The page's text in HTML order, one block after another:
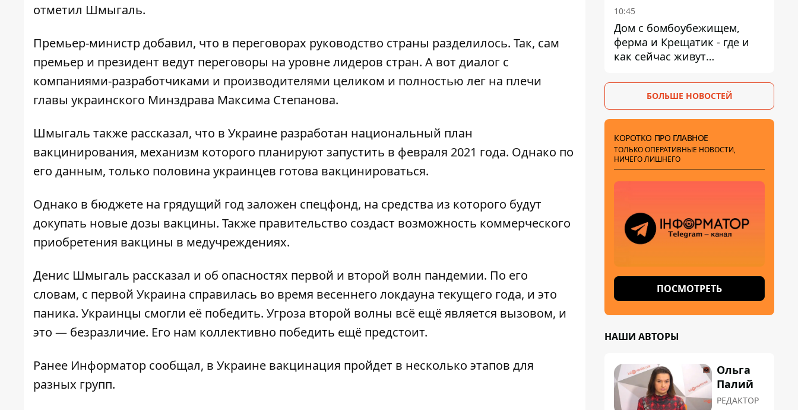
отметил Шмыгаль.
Премьер-министр добавил, что в переговорах руководство страны разделилось. Так, сам
премьер и президент ведут переговоры на уровне лидеров стран. А вот диалог с
компаниями-разработчиками и производителями целиком и полностью лег на плечи
главы украинского Минздрава Максима Степанова.
Шмыгаль также рассказал, что в Украине разработан национальный план
вакцинирования, механизм которого планируют запустить в февраля 2021 года. Однако по
его данным, только половина украинцев готова вакцинироваться.
Однако в бюджете на грядущий год заложен спецфонд, на средства из которого будут
докупать новые дозы вакцины. Также правительство создаст возможность коммерческого
приобретения вакцины в медучреждениях.
Денис Шмыгаль рассказал и об опасностях первой и второй волн пандемии. По его
словам, с первой Украина справилась во время весеннего локдауна текущего года, и это
паника. Украинцы смогли её победить. Угроза второй волны всё ещё является вызовом, и
это — безразличие. Его нам коллективно победить ещё предстоит.
Ранее Информатор сообщал, в Украине вакцинация пройдет в несколько этапов для
разных групп.
10:45
Дом с бомбоубежищем,
ферма и Крещатик - где и
как сейчас живут
БОЛЬШЕ НОВОСТЕЙ
КОРОТКО ПРО ГЛАВНОЕ
ТОЛЬКО ОПЕРАТИВНЫЕ НОВОСТИ,
НИЧЕГО ЛИШНЕГО
ПОСМОТРЕТЬ
НАШИ АВТОРЫ
Ольга
Палий
РЕДАКТОР